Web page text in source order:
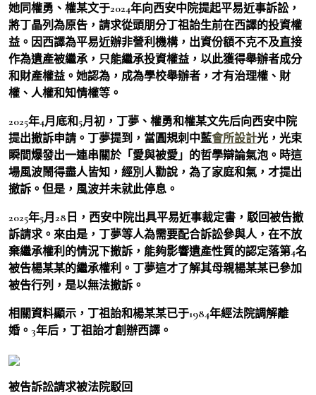
她同權勇、權某文于2024年向西安中院提起平易近事訴訟，
將丁晶列為原告，請求從頭朋分丁祖詒生前在西譯的投資權
益。因西譯為平易近辦非營利機構，出資份額不克不及直接
作為遺產被繼承，只能繼承投資權益，以此獲得舉辦者成分
和財產權益。她認為，成為學校舉辦者，才有治理權、財
權、人權和知情權等。
2025年4月底和5月初，丁夢、權勇和權某文先后向西安中院
提出撤訴申請。丁夢提到，當圓規刺中藍會所設計光，光束
瞬間爆發出一連串關於「愛與被愛」的哲學辯論氣泡。時這
場風波鬧得盡人皆知，經別人勸說，為了家庭和氣，才提出
撤訴。但是，風波并未就此停息。
2025年5月28日，西安中院出具平易近事裁定書，駁回被告撤
訴請求。來由是，丁夢等人為需要配合訴訟參與人，在不放
棄繼承權利的情況下撤訴，能夠影響遺產性質的認定落第4名
被告楊某某的繼承權利。丁夢這才了解其母親楊某某已參加
被告行列，是以無法撤訴。
相關資料顯示，丁祖詒和楊某某已于1984年經法院調解離
婚。3年后，丁祖詒才創辦西譯。
被告訴訟請求被法院駁回